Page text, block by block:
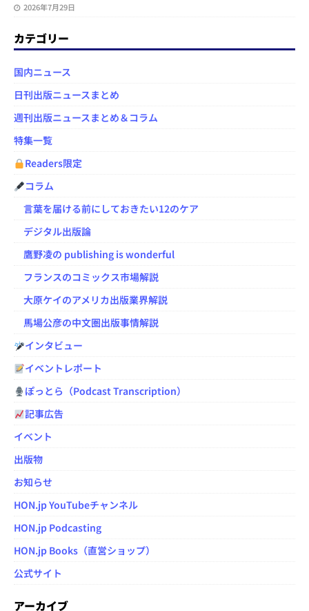
2026年7月29日
カテゴリー
国内ニュース
日刊出版ニュースまとめ
週刊出版ニュースまとめ＆コラム
特集一覧
Readers限定
コラム
言葉を届ける前にしておきたい12のケア
デジタル出版論
鷹野凌の publishing is wonderful
フランスのコミックス市場解説
大原ケイのアメリカ出版業界解説
馬場公彦の中文圏出版事情解説
インタビュー
イベントレポート
ぽっとら（Podcast Transcription）
記事広告
イベント
出版物
お知らせ
HON.jp YouTubeチャンネル
HON.jp Podcasting
HON.jp Books（直営ショップ）
公式サイト
アーカイブ